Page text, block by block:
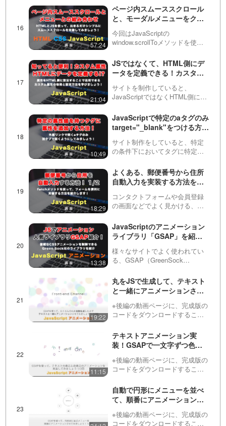
たほうが早く作れることがあり
ます。この動画ではHTML, CSS,
JavaScriptを使って１からギャラ
リーの…
57:24
ページ内スムーススクロール
と、モーダルメニューをクリ
じについて！
今回はJavaScriptの
window.scrollToメソッドを使っ
ススクロールを実装する方法を
紹介しています。単にヘッダー
のメニューにページ内リンクを
設定する方法と…
21:04
JSではなくて、HTML側にデ
ータを定義できる！カスタム
用方法と実践的な活用法につ
いて
サイトを制作していると、
JavaScriptではなくHTML側にデ
場合があります。そういった時
に使えるのが、このカスタム属
性です！この動画では実際の設
定方法や活用方法など…
10:49
JavaScriptで特定のaタグのみ
target="_blank"をつける方
グに属性を付与する方法）
サイト制作をしていると、特定
の条件下においてタグに特定の
この動画では、aタグのhref属性
がhttpから始まる場合にのみ、別
のタブで開くtarget属性を指定す
る方法を紹…
18:29
よくある、郵便番号から住所
自動入力を実装する方法を紹
コンタクトフォームや会員登録
の画面などでよく見かける、住
ます！第１回目のこの動画で
は、簡単な見た目とJSを書いて
いきます。２つ目の動画は会員
専用です。登録は以下から出来
ま…
13:38
JavaScriptのアニメーション
ライブラリ「GSAP」を紹
を見ていきます GSAP #1
様々なサイトでよく使われてい
る、GSAP（GreenSock
ーサップ）について紹介しま
す！CSSやSASSだけでは難し
いアニメーションの制御ができ
る…
19:22
丸をJSで生成して、テキスト
と一緒にアニメーションさせ
回目） ※後編は動画の概要欄
にあります
※後編の動画ページに、完成版の
コードをダウンロードすること
す！JavaScriptとCSSを組み合
わせて、図形とテキストを組み
合わせたアニメーションを実装
してみましょう！…
11:15
テキストアニメーション実
装！GSAPで一文字ずつ色や
その後アニメーションしなが
らフェードアウトする！ 全２
の概要欄にあります
※後編の動画ページに、完成版の
コードをダウンロードすること
す！この動画では、一文字ずつ
色や位置や角度をランダムに設
定したものを段々と整列させ、
その後文字列の両端から非表
示…
自動で円形にメニューを並べ
て、順番にアニメーションさ
目） ※後編は動画の概要欄に
※後編の動画ページに、完成版の
コードをダウンロードすること